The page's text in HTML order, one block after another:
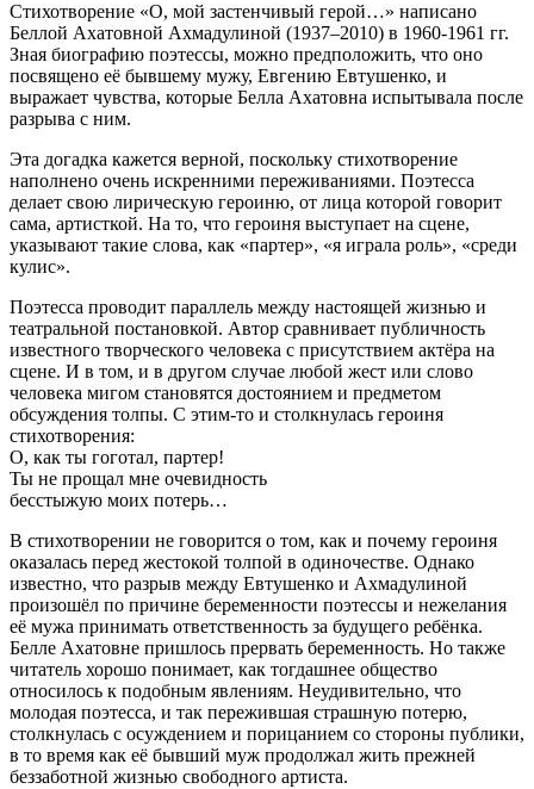
Стихотворение «О, мой застенчивый герой…» написано
Беллой Ахатовной Ахмадулиной (1937–2010) в 1960-1961 гг.
Зная биографию поэтессы, можно предположить, что оно
посвящено её бывшему мужу, Евгению Евтушенко, и
выражает чувства, которые Белла Ахатовна испытывала после
разрыва с ним.
Эта догадка кажется верной, поскольку стихотворение
наполнено очень искренними переживаниями. Поэтесса
делает свою лирическую героиню, от лица которой говорит
сама, артисткой. На то, что героиня выступает на сцене,
указывают такие слова, как «партер», «я играла роль», «среди
кулис».
Поэтесса проводит параллель между настоящей жизнью и
театральной постановкой. Автор сравнивает публичность
известного творческого человека с присутствием актёра на
сцене. И в том, и в другом случае любой жест или слово
человека мигом становятся достоянием и предметом
обсуждения толпы. С этим-то и столкнулась героиня
стихотворения:
О, как ты гоготал, партер!
Ты не прощал мне очевидность
бесстыжую моих потерь…
В стихотворении не говорится о том, как и почему героиня
оказалась перед жестокой толпой в одиночестве. Однако
известно, что разрыв между Евтушенко и Ахмадулиной
произошёл по причине беременности поэтессы и нежелания
её мужа принимать ответственность за будущего ребёнка.
Белле Ахатовне пришлось прервать беременность. Но также
читатель хорошо понимает, как тогдашнее общество
относилось к подобным явлениям. Неудивительно, что
молодая поэтесса, и так пережившая страшную потерю,
столкнулась с осуждением и порицанием со стороны публики,
в то время как её бывший муж продолжал жить прежней
беззаботной жизнью свободного артиста.